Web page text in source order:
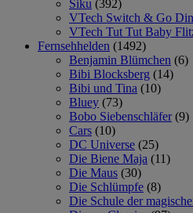
Siku (392)
VTech Switch & Go
VTech Tut Tut Baby
Fernsehhelden (1492)
Benjamin Blümchen (6)
Bibi Blocksberg (14)
Bibi und Tina (10)
Bluey (73)
Bobo Siebenschläfer (9)
Cars (10)
DC Universe (25)
Die Biene Maja (11)
Die Maus (30)
Die Schlümpfe (8)
Die Schule der